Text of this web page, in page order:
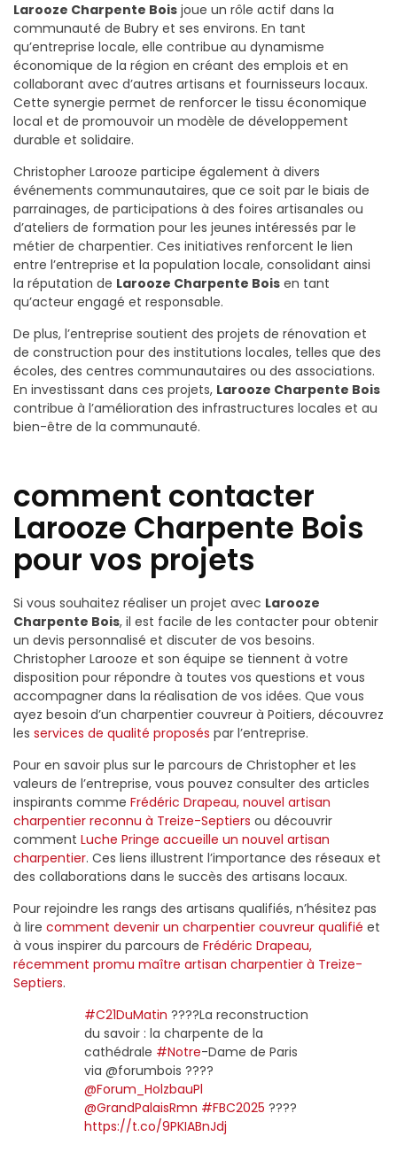
Larooze Charpente Bois joue un rôle actif dans la
communauté de Bubry et ses environs. En tant
qu’entreprise locale, elle contribue au dynamisme
économique de la région en créant des emplois et en
collaborant avec d’autres artisans et fournisseurs locaux.
Cette synergie permet de renforcer le tissu économique
local et de promouvoir un modèle de développement
durable et solidaire.
Christopher Larooze participe également à divers
événements communautaires, que ce soit par le biais de
parrainages, de participations à des foires artisanales ou
d’ateliers de formation pour les jeunes intéressés par le
métier de charpentier. Ces initiatives renforcent le lien
entre l’entreprise et la population locale, consolidant ainsi
la réputation de Larooze Charpente Bois en tant
qu’acteur engagé et responsable.
De plus, l’entreprise soutient des projets de rénovation et
de construction pour des institutions locales, telles que des
écoles, des centres communautaires ou des associations.
En investissant dans ces projets, Larooze Charpente Bois
contribue à l’amélioration des infrastructures locales et au
bien-être de la communauté.
comment contacter
Larooze Charpente Bois
pour vos projets
Si vous souhaitez réaliser un projet avec Larooze
Charpente Bois, il est facile de les contacter pour obtenir
un devis personnalisé et discuter de vos besoins.
Christopher Larooze et son équipe se tiennent à votre
disposition pour répondre à toutes vos questions et vous
accompagner dans la réalisation de vos idées. Que vous
ayez besoin d’un charpentier couvreur à Poitiers, découvrez
les services de qualité proposés par l’entreprise.
Pour en savoir plus sur le parcours de Christopher et les
valeurs de l’entreprise, vous pouvez consulter des articles
inspirants comme Frédéric Drapeau, nouvel artisan
charpentier reconnu à Treize-Septiers ou découvrir
comment Luche Pringe accueille un nouvel artisan
charpentier. Ces liens illustrent l’importance des réseaux et
des collaborations dans le succès des artisans locaux.
Pour rejoindre les rangs des artisans qualifiés, n’hésitez pas
à lire comment devenir un charpentier couvreur qualifié et
à vous inspirer du parcours de Frédéric Drapeau,
récemment promu maître artisan charpentier à Treize-
Septiers.
#C21DuMatin ????La reconstruction
du savoir : la charpente de la
cathédrale #Notre-Dame de Paris
via @forumbois ????
@Forum_HolzbauPl
@GrandPalaisRmn #FBC2025 ????
https://t.co/9PKIABnJdj